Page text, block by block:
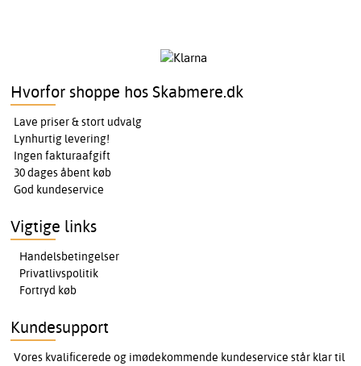
Hvorfor shoppe hos Skabmere.dk
Lave priser & stort udvalg
Lynhurtig levering!
Ingen fakturaafgift
30 dages åbent køb
God kundeservice
Vigtige links
Handelsbetingelser
Privatlivspolitik
Fortryd køb
Kundesupport
Vores kvalificerede og imødekommende kundeservice står klar til